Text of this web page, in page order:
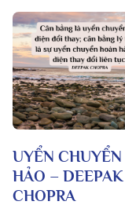
UYỂN
HẢO – DEEPAK
CHOPRA